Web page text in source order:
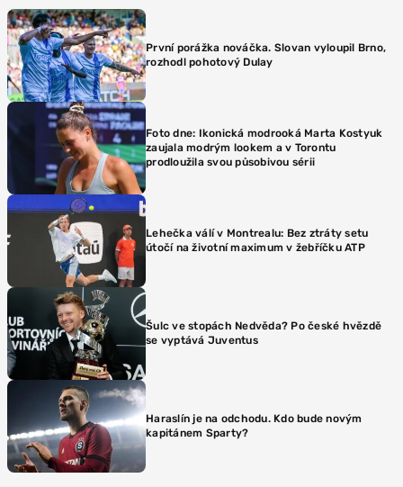
První porážka nováčka. Slovan vyloupil Brno,
rozhodl pohotový Dulay
Foto dne: Ikonická modrooká Marta Kostyuk
zaujala modrým lookem a v Torontu
prodloužila svou působivou sérii
Lehečka válí v Montrealu: Bez ztráty setu
útočí na životní maximum v žebříčku ATP
Šulc ve stopách Nedvěda? Po české hvězdě
se vyptává Juventus
Haraslín je na odchodu. Kdo bude novým
kapitánem Sparty?